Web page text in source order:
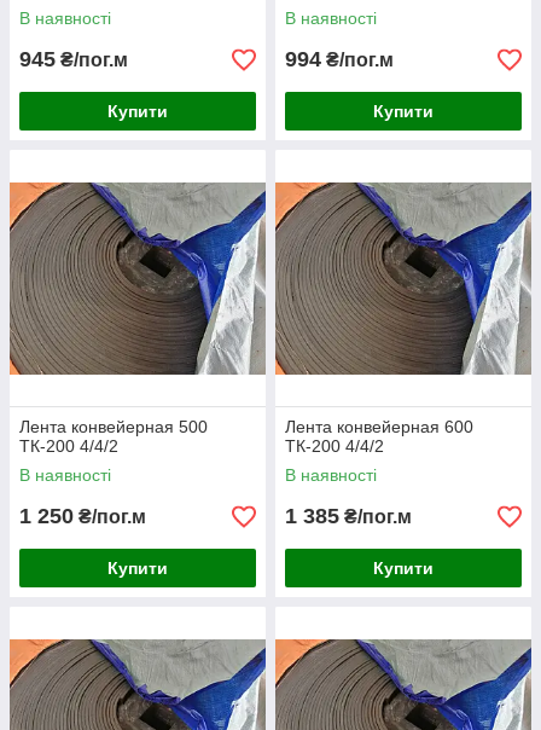
В наявності
945 ₴/пог.м
Купити
В наявності
994 ₴/пог.м
Купити
Лента конвейерная 500
ТК-200 4/4/2
В наявності
1 250 ₴/пог.м
Купити
Лента конвейерная 600
ТК-200 4/4/2
В наявності
1 385 ₴/пог.м
Купити